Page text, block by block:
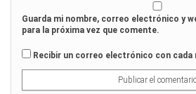
Guarda mi nombre, correo electrónico y
para la próxima vez que comente.
Recibir un correo electrónico con cada